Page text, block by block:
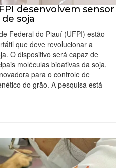
desenvolvem sensor
soja
Federal do Piauí (UFPI) estão
que deve revolucionar a
O dispositivo será capaz de
moléculas bioativas da soja,
para o controle de
do grão. A pesquisa está